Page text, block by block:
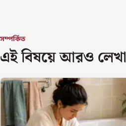
সম্পর্কিত
এই বিষয়ে আরও লেখা